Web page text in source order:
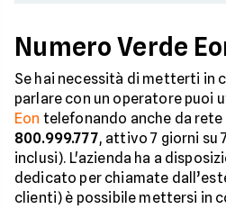
Numero Verde
Se hai necessità di metterti in
parlare con un operatore puoi
Eon telefonando anche da
800.999.777, attivo 7 giorni su
inclusi). L'azienda ha a
dedicato per chiamate
clienti) è possibile mettersi in